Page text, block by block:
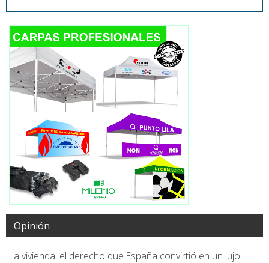
Opinión
La vivienda: el derecho que España convirtió en un lujo